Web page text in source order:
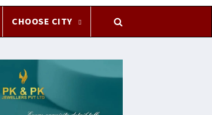
CHOOSE CITY